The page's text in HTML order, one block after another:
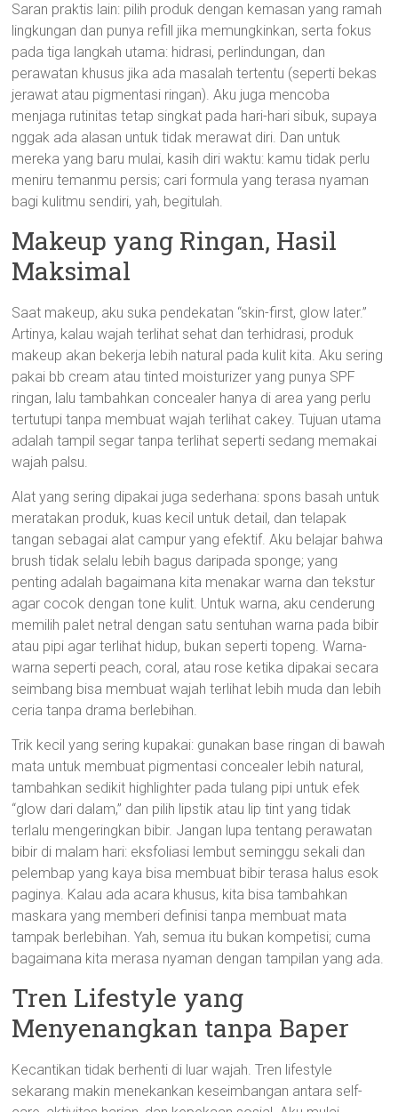
Saran praktis lain: pilih produk dengan kemasan yang ramah
lingkungan dan punya refill jika memungkinkan, serta fokus
pada tiga langkah utama: hidrasi, perlindungan, dan
perawatan khusus jika ada masalah tertentu (seperti bekas
jerawat atau pigmentasi ringan). Aku juga mencoba
menjaga rutinitas tetap singkat pada hari-hari sibuk, supaya
nggak ada alasan untuk tidak merawat diri. Dan untuk
mereka yang baru mulai, kasih diri waktu: kamu tidak perlu
meniru temanmu persis; cari formula yang terasa nyaman
bagi kulitmu sendiri, yah, begitulah.
Makeup yang Ringan, Hasil
Maksimal
Saat makeup, aku suka pendekatan “skin-first, glow later.”
Artinya, kalau wajah terlihat sehat dan terhidrasi, produk
makeup akan bekerja lebih natural pada kulit kita. Aku sering
pakai bb cream atau tinted moisturizer yang punya SPF
ringan, lalu tambahkan concealer hanya di area yang perlu
tertutupi tanpa membuat wajah terlihat cakey. Tujuan utama
adalah tampil segar tanpa terlihat seperti sedang memakai
wajah palsu.
Alat yang sering dipakai juga sederhana: spons basah untuk
meratakan produk, kuas kecil untuk detail, dan telapak
tangan sebagai alat campur yang efektif. Aku belajar bahwa
brush tidak selalu lebih bagus daripada sponge; yang
penting adalah bagaimana kita menakar warna dan tekstur
agar cocok dengan tone kulit. Untuk warna, aku cenderung
memilih palet netral dengan satu sentuhan warna pada bibir
atau pipi agar terlihat hidup, bukan seperti topeng. Warna-
warna seperti peach, coral, atau rose ketika dipakai secara
seimbang bisa membuat wajah terlihat lebih muda dan lebih
ceria tanpa drama berlebihan.
Trik kecil yang sering kupakai: gunakan base ringan di bawah
mata untuk membuat pigmentasi concealer lebih natural,
tambahkan sedikit highlighter pada tulang pipi untuk efek
“glow dari dalam,” dan pilih lipstik atau lip tint yang tidak
terlalu mengeringkan bibir. Jangan lupa tentang perawatan
bibir di malam hari: eksfoliasi lembut seminggu sekali dan
pelembap yang kaya bisa membuat bibir terasa halus esok
paginya. Kalau ada acara khusus, kita bisa tambahkan
maskara yang memberi definisi tanpa membuat mata
tampak berlebihan. Yah, semua itu bukan kompetisi; cuma
bagaimana kita merasa nyaman dengan tampilan yang ada.
Tren Lifestyle yang
Menyenangkan tanpa Baper
Kecantikan tidak berhenti di luar wajah. Tren lifestyle
sekarang makin menekankan keseimbangan antara self-